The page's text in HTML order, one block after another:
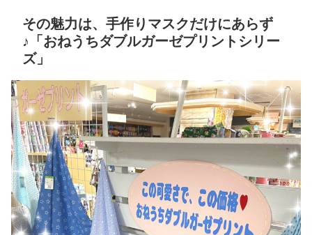
その魅力は、手作りマスクだけにあらず
♪「おねうちダブルガーゼプリントシリー
ズ」